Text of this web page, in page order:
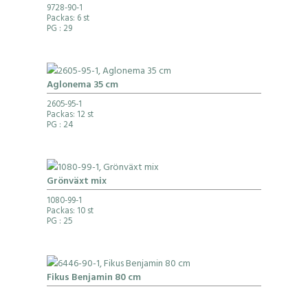
9728-90-1
Packas: 6 st
PG : 29
Aglonema 35 cm
2605-95-1
Packas: 12 st
PG : 24
Grönväxt mix
1080-99-1
Packas: 10 st
PG : 25
Fikus Benjamin 80 cm